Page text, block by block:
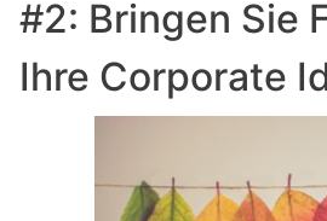
#2: Bringen Sie
Ihre Corporate